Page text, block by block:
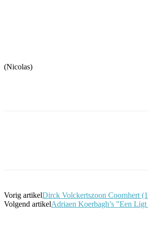
(Nicolas)
Vorig artikelDirck Volckertszoon Coornhert
Volgend artikelAdriaen Koerbagh’s "Een